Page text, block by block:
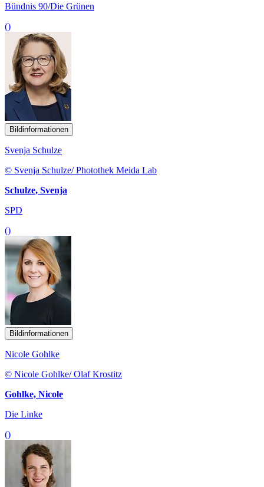
Bündnis 90/Die Grünen
()
Bildinformationen
Svenja Schulze
© Svenja Schulze/ Photothek Meida Lab
Schulze, Svenja
SPD
()
Bildinformationen
Nicole Gohlke
© Nicole Gohlke/ Olaf Krostitz
Gohlke, Nicole
Die Linke
()